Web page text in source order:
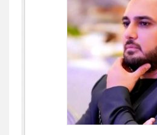
גורביץ – לוי
פשיעה חמורה מעצרים
צבאי תעבורה
דין חן ברוך
תעבורה מעצרים וחקירות